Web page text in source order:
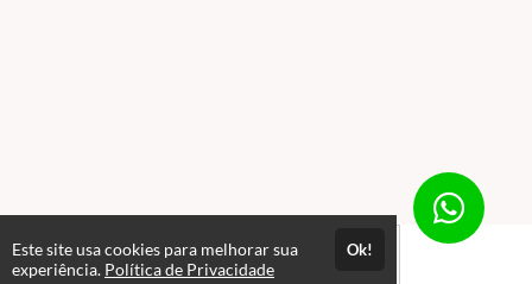
Este site usa cookies para melhorar sua
experiência. Política de Privacidade
Ok!